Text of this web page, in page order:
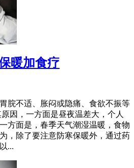
暖加食疗
脘不适、胀闷或隐痛、食欲不振等
因，一方面是昼夜温差大，个人
方面是，春季天气潮湿温暖，食物
，除了要注意防寒保暖外，通过药
...